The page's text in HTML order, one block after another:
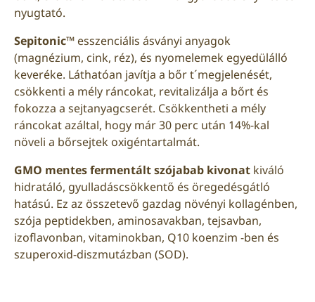
nyugtató.
Sepitonic™esszenciális ásványi anyagok
(magnézium, cink, réz), és nyomelemek egyedülálló
keveréke. Láthatóan javítja a bőr t´megjelenését,
csökkenti a mély ráncokat, revitalizálja a bőrt és
fokozza a sejtanyagcserét. Csökkentheti a mély
ráncokat azáltal, hogy már 30 perc után 14%-kal
növeli a bőrsejtek oxigéntartalmát.
GMO mentes fermentált szójabab kivonat kiváló
hidratáló, gyulladáscsökkentő és öregedésgátló
hatású. Ez az összetevő gazdag növényi kollagénben,
szója peptidekben, aminosavakban, tejsavban,
izoflavonban, vitaminokban, Q10 koenzim -ben és
szuperoxid-diszmutázban (SOD).